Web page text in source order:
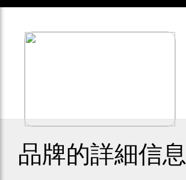
品牌的詳細信息